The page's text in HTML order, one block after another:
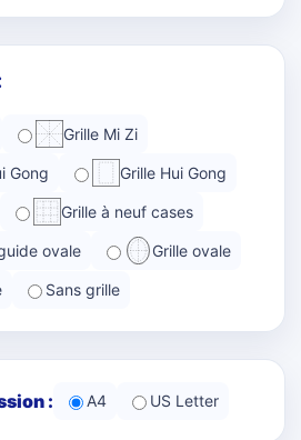
Grille Mi Zi
Gong Grille Hui Gong
Grille à neuf cases
ovale Grille ovale
Sans grille
: A4 US Letter